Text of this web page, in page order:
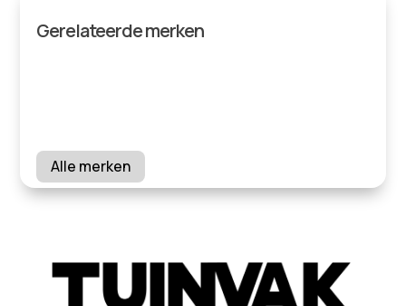
Gerelateerde merken
Alle merken